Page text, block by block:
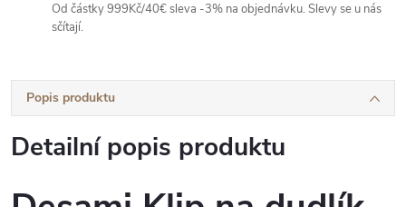
Od částky 999Kč/40€ sleva -3% na objednávku. Slevy se u nás
sčítají.
Popis produktu
Detailní popis produktu